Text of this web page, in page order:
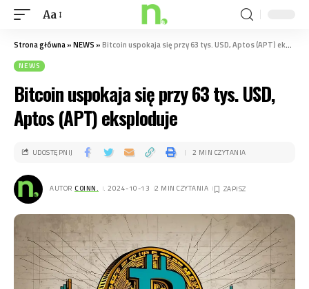
Aa
Strona główna»NEWS »Bitcoin uspokaja się przy 63 tys. USD, Aptos (APT) eksploduje
NEWS
Bitcoin uspokaja się przy 63 tys. USD,
Aptos (APT) eksploduje
AUTOR COINN. . 2024-10-13 2 MIN CZYTANIA
UDOSTĘPNIJ 2 MIN CZYTANIA